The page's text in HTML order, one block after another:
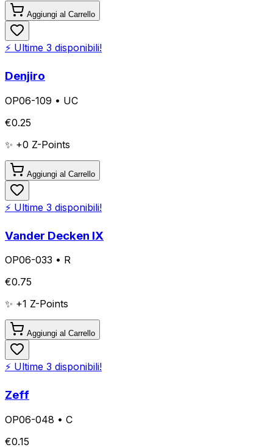
Aggiungi al Carrello
⚡ Ultime 3 disponibili!
Denjiro
OP06-109 • UC
€0.25
✨ +0 Z-Points
Aggiungi al Carrello
⚡ Ultime 3 disponibili!
Vander Decken IX
OP06-033 • R
€0.75
✨ +1 Z-Points
Aggiungi al Carrello
⚡ Ultime 3 disponibili!
Zeff
OP06-048 • C
€0.15